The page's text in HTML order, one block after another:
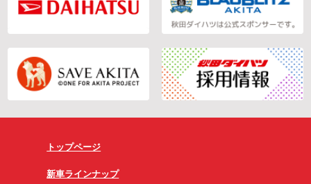
トップページ
新車ラインナップ